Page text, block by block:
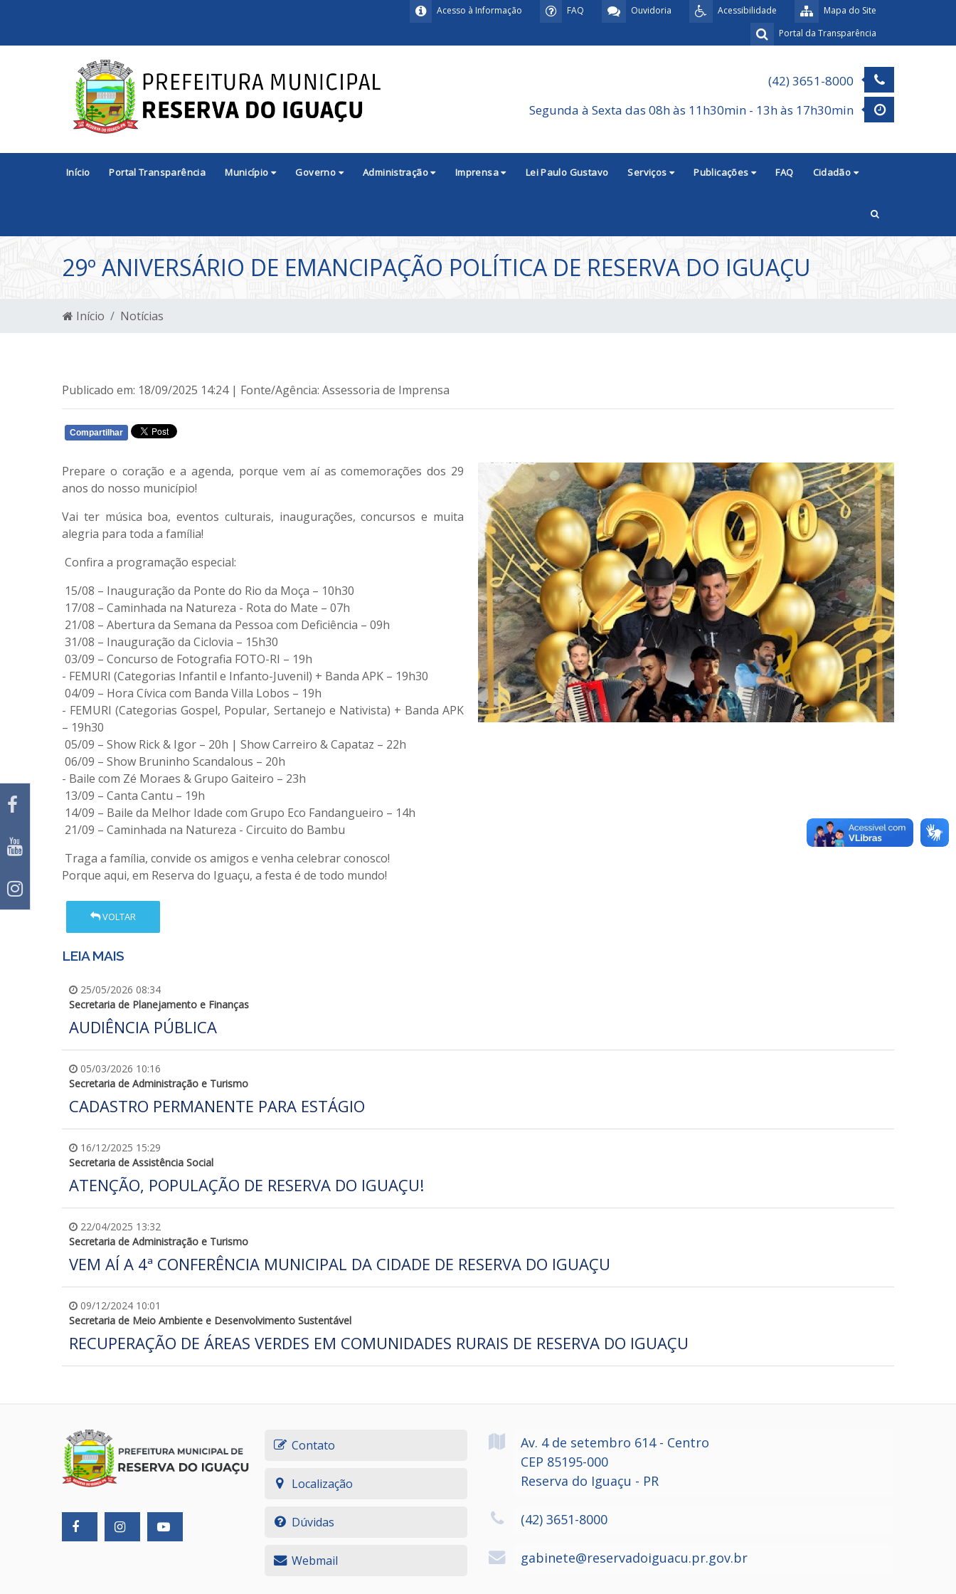
Mapa do Site
Acessibilidade
Ouvidoria
FAQ
Acesso à Informação
Portal da Transparência
(42) 3651-8000
Segunda à Sexta das 08h às 11h30min - 13h às 17h30min
Início Portal Transparência Município Governo Administração Imprensa Lei Paulo Gustavo Serviços Publicações FAQ Cidadão
29º ANIVERSÁRIO DE EMANCIPAÇÃO POLÍTICA DE RESERVA DO IGUAÇU
Início Notícias
Publicado em: 18/09/2025 14:24 | Fonte/Agência: Assessoria de Imprensa
Compartilhar
Prepare o coração e a agenda, porque vem aí as comemorações dos 29
anos do nosso município!
Vai ter música boa, eventos culturais, inaugurações, concursos e muita
alegria para toda a família!
Confira a programação especial:
15/08 – Inauguração da Ponte do Rio da Moça – 10h30
17/08 – Caminhada na Natureza - Rota do Mate – 07h
21/08 – Abertura da Semana da Pessoa com Deficiência – 09h
31/08 – Inauguração da Ciclovia – 15h30
03/09 – Concurso de Fotografia FOTO-RI – 19h
- FEMURI (Categorias Infantil e Infanto-Juvenil) + Banda APK – 19h30
04/09 – Hora Cívica com Banda Villa Lobos – 19h
- FEMURI (Categorias Gospel, Popular, Sertanejo e Nativista) + Banda APK
– 19h30
05/09 – Show Rick & Igor – 20h | Show Carreiro & Capataz – 22h
06/09 – Show Bruninho Scandalous – 20h
- Baile com Zé Moraes & Grupo Gaiteiro – 23h
13/09 – Canta Cantu – 19h
14/09 – Baile da Melhor Idade com Grupo Eco Fandangueiro – 14h
21/09 – Caminhada na Natureza - Circuito do Bambu
Traga a família, convide os amigos e venha celebrar conosco!
Porque aqui, em Reserva do Iguaçu, a festa é de todo mundo!
VOLTAR
LEIA MAIS
25/05/2026 08:34
Secretaria de Planejamento e Finanças
AUDIÊNCIA PÚBLICA
05/03/2026 10:16
Secretaria de Administração e Turismo
CADASTRO PERMANENTE PARA ESTÁGIO
16/12/2025 15:29
Secretaria de Assistência Social
ATENÇÃO, POPULAÇÃO DE RESERVA DO IGUAÇU!
22/04/2025 13:32
Secretaria de Administração e Turismo
VEM AÍ A 4ª CONFERÊNCIA MUNICIPAL DA CIDADE DE RESERVA DO IGUAÇU
09/12/2024 10:01
Secretaria de Meio Ambiente e Desenvolvimento Sustentável
RECUPERAÇÃO DE ÁREAS VERDES EM COMUNIDADES RURAIS DE RESERVA DO IGUAÇU
Contato
Localização
Dúvidas
Webmail
Av. 4 de setembro 614 - Centro
CEP 85195-000
Reserva do Iguaçu - PR
(42) 3651-8000
gabinete@reservadoiguacu.pr.gov.br